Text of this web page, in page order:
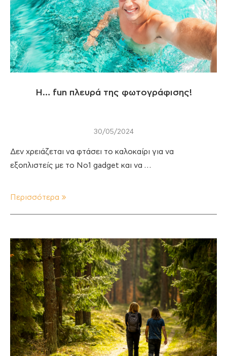
Η… fun πλευρά της φωτογράφισης!
30/05/2024
Δεν χρειάζεται να φτάσει το καλοκαίρι για να
εξοπλιστείς με το Νο1 gadget και να …
Περισσότερα